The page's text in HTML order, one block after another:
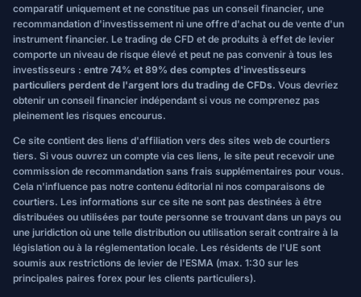
comparatif uniquement et ne constitue pas un conseil financier, une
recommandation d'investissement ni une offre d'achat ou de vente d'un
instrument financier. Le trading de CFD et de produits à effet de levier
comporte un niveau de risque élevé et peut ne pas convenir à tous les
investisseurs : entre 74% et 89% des comptes d'investisseurs
particuliers perdent de l'argent lors du trading de CFDs. Vous devriez
obtenir un conseil financier indépendant si vous ne comprenez pas
pleinement les risques encourus.
Ce site contient des liens d'affiliation vers des sites web de courtiers
tiers. Si vous ouvrez un compte via ces liens, le site peut recevoir une
commission de recommandation sans frais supplémentaires pour vous.
Cela n'influence pas notre contenu éditorial ni nos comparaisons de
courtiers. Les informations sur ce site ne sont pas destinées à être
distribuées ou utilisées par toute personne se trouvant dans un pays ou
une juridiction où une telle distribution ou utilisation serait contraire à la
législation ou à la réglementation locale. Les résidents de l'UE sont
soumis aux restrictions de levier de l'ESMA (max. 1:30 sur les
principales paires forex pour les clients particuliers).